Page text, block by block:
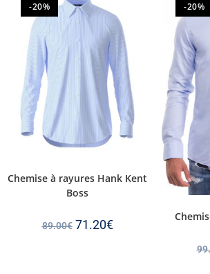
-20%
Chemise à rayures Hank Kent
Boss
89.00€ 71.20€
-20%